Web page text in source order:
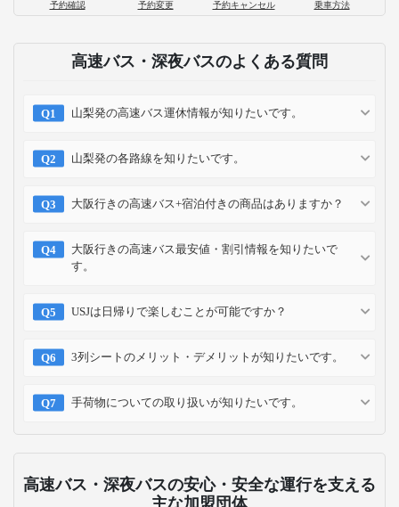
予約確認 予約変更 予約キャンセル 乗車方法
高速バス・深夜バスのよくある質問
山梨発の高速バス運休情報が知りたいです。
山梨発の各路線を知りたいです。
大阪行きの高速バス+宿泊付きの商品はありますか？
大阪行きの高速バス最安値・割引情報を知りたいで
す。
USJは日帰りで楽しむことが可能ですか？
3列シートのメリット・デメリットが知りたいです。
手荷物についての取り扱いが知りたいです。
高速バス・深夜バスの安心・安全な運行を支える
主な加盟団体